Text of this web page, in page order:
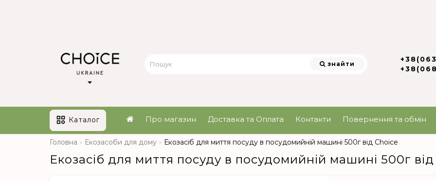
знайти
Каталог Про магазин Доставка та Оплата Контакти Повернення та обмін
Головна Екозасоби для дому Екозасіб для миття посуду в посудомийній машині 500г від Choice
Екозасіб для миття посуду в посудомийній машині 500г